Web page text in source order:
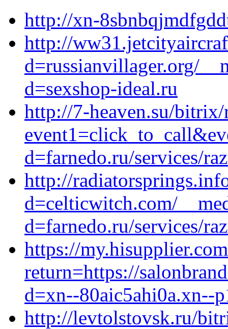
http://xn-
http://
d=russianvillager.org/
d=sexshop-ideal.ru
http://7-heaven.su/bitrix/
d=farnedo.ru/services/
http://
d=celticwitch.com/
d=farnedo.ru/services/
https://
return=https://
d=xn--80aic5ahi0a.xn--
http://levtolstovsk.ru/